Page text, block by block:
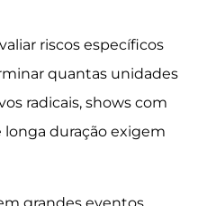
riscos específicos
quantas unidades
radicais, shows com
longa duração exigem